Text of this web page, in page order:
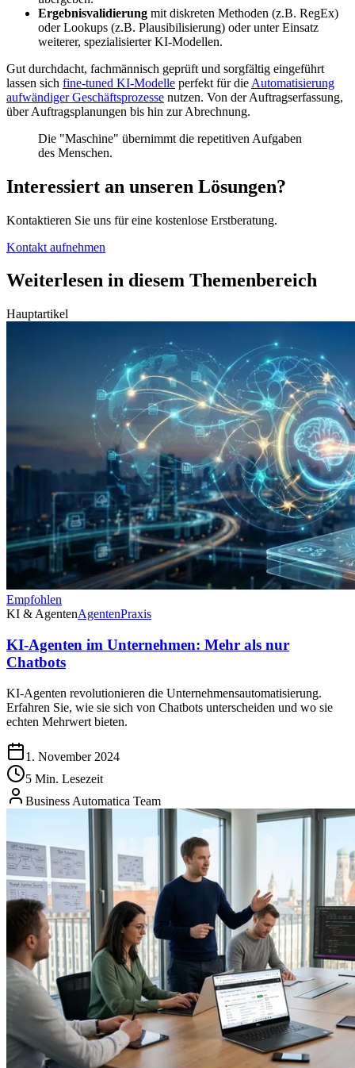
Ergebnisvalidierung mit diskreten Methoden (z.B. RegEx)
oder Lookups (z.B. Plausibilisierung) oder unter Einsatz
weiterer, spezialisierter KI-Modellen.
Gut durchdacht, fachmännisch geprüft und sorgfältig eingeführt
lassen sich fine-tuned KI-Modelle perfekt für die Automatisierung
aufwändiger Geschäftsprozesse nutzen. Von der Auftragserfassung,
über Auftragsplanungen bis hin zur Abrechnung.
Die "Maschine" übernimmt die repetitiven Aufgaben
des Menschen.
Interessiert an unseren Lösungen?
Kontaktieren Sie uns für eine kostenlose Erstberatung.
Kontakt aufnehmen
Weiterlesen in diesem Themenbereich
Hauptartikel
Empfohlen
KI & AgentenAgentenPraxis
KI-Agenten im Unternehmen: Mehr als nur
Chatbots
KI-Agenten revolutionieren die Unternehmensautomatisierung.
Erfahren Sie, wie sie sich von Chatbots unterscheiden und wo sie
echten Mehrwert bieten.
1. November 2024
5 Min. Lesezeit
Business Automatica Team